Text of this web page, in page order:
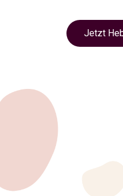
Jetzt